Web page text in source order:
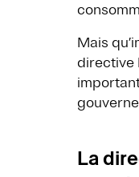
Mais
directive
La